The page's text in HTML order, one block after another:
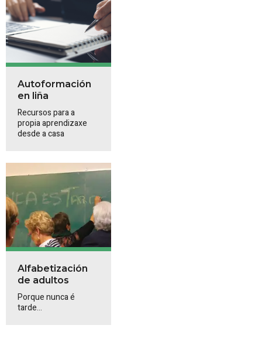
Autoformación
en liña
Recursos para a
propia aprendizaxe
desde a casa
Alfabetización
de adultos
Porque nunca é
tarde...